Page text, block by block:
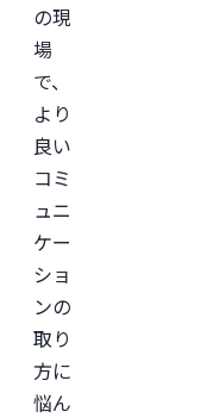
の現
場
で、
より
良い
コミ
ュニ
ケー
ショ
ンの
取り
方に
悩ん